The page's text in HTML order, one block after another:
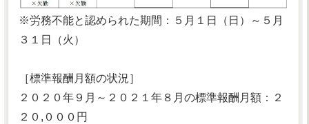
※労務不能と認められた期間：５月１日（日）～５月
３１日（火）
［標準報酬月額の状況］
２０２０年９月～２０２１年８月の標準報酬月額：２
２０,０００円